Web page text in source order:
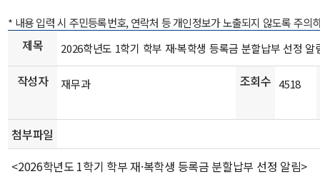
* 내용 입력 시 주민등록번호, 연락처 등 개인정보가 노출되지 않도록 주의
제목 2026학년도 1학기 학부 재·복학생 등록금 분할납부 선정 알
작성자 재무과 조회수 4518
첨부파일
<2026학년도 1학기 학부 재·복학생 등록금 분할납부 선정 알림>